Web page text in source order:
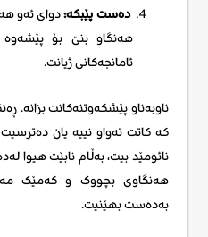
دەست پێبکە:دوای ئەو
هەنگاو بنێ بۆ
ئامانجەکانی ژیانت.
ناوبەناو پێشکەوتنەکانت بزانە.
کە کاتت تەواو نییە یان
نائومێد بیت، بەڵام نابێت هیوا
هەنگاوی بچووک و کەمێک
بەدەست بهێنیت.